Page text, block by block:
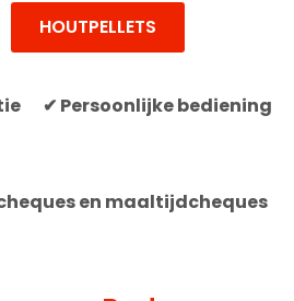
HOUTPELLETS
✔ Persoonlijke bediening
en maaltijdcheques